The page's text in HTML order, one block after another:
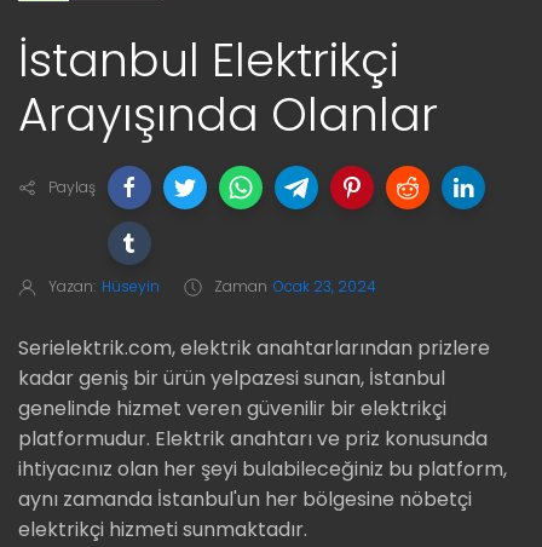
İstanbul Elektrikçi
Arayışında Olanlar
Paylaş
Yazan: Hüseyin Zaman Ocak 23, 2024
Serielektrik.com, elektrik anahtarlarından prizlere
kadar geniş bir ürün yelpazesi sunan, İstanbul
genelinde hizmet veren güvenilir bir elektrikçi
platformudur. Elektrik anahtarı ve priz konusunda
ihtiyacınız olan her şeyi bulabileceğiniz bu platform,
aynı zamanda İstanbul'un her bölgesine nöbetçi
elektrikçi hizmeti sunmaktadır.